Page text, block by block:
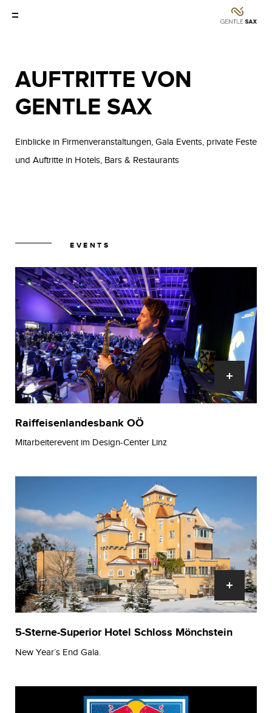
AUFTRITTE VON
GENTLE SAX
Einblicke in Firmenveranstaltungen, Gala Events, private Feste
und Auftritte in Hotels, Bars & Restaurants
EVENTS
Raiffeisenlandesbank OÖ
Mitarbeiterevent im Design-Center Linz
5-Sterne-Superior Hotel Schloss Mönchstein
New Year´s End Gala.